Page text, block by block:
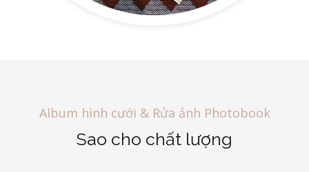
Album hình cưới & Rửa ảnh Photobook
Sao cho chất lượng